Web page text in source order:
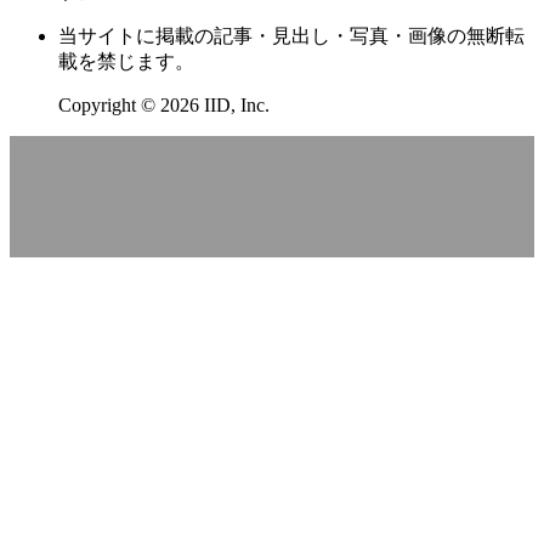
当サイトに掲載の記事・見出し・写真・画像の無断転
載を禁じます。
Copyright © 2026 IID, Inc.